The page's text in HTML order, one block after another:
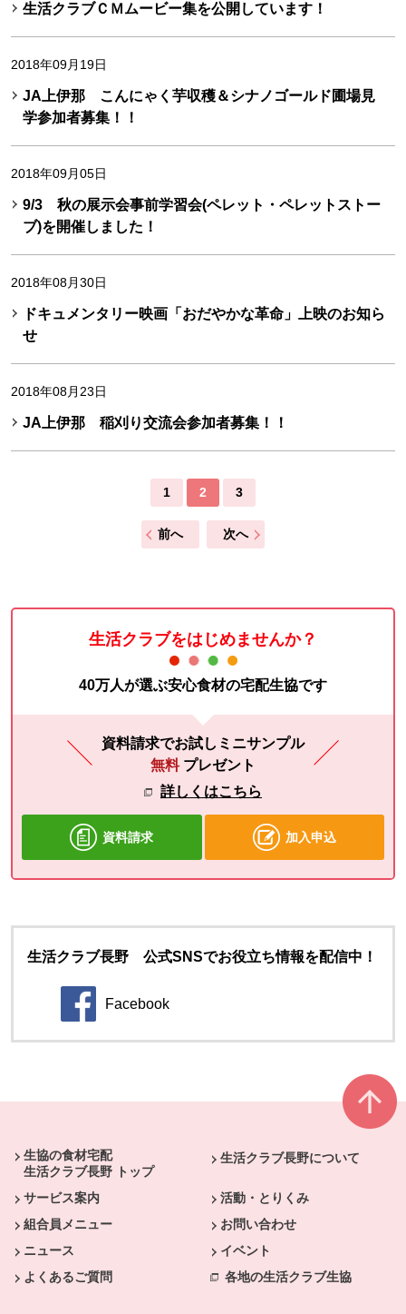
生活クラブＣＭムービー集を公開しています！
2018年09月19日
JA上伊那 こんにゃく芋収穫＆シナノゴールド圃場見
学参加者募集！！
2018年09月05日
9/3 秋の展示会事前学習会(ペレット・ペレットストー
ブ)を開催しました！
2018年08月30日
ドキュメンタリー映画「おだやかな革命」上映のお知ら
せ
2018年08月23日
JA上伊那 稲刈り交流会参加者募集！！
1 2 3
前へ 次へ
生活クラブをはじめませんか？
40万人が選ぶ安心食材の宅配生協です
資料請求でお試しミニサンプル
無料 プレゼント
詳しくはこちら
資料請求 加入申込
生活クラブ長野 公式SNSでお役立ち情報を配信中！
Facebook
別のウィンドウで開きます。
生協の食材宅配
生活クラブ長野 トップ
生活クラブ長野について
サービス案内
活動・とりくみ
組合員メニュー
お問い合わせ
ニュース
イベント
よくあるご質問
各地の生活クラブ生協